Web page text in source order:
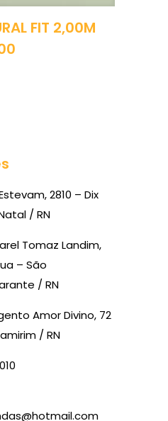
FIT 2,00M
2810 – Dix
/ RN
Tomaz Landim,
– São
/ RN
Amor Divino, 72
/ RN